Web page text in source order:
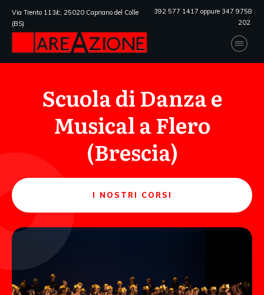
Via Trento 113/c, 25020 Capriano del Colle
(BS)
392 577 1417 oppure 347 9758
202
Scuola di Danza e
Musical a Flero
(Brescia)
I NOSTRI CORSI